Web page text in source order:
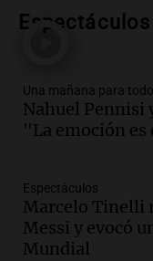
y cinco
Episodios
Audio.
Rosario
Episodios
Audio.Ley
en el
Espectáculos
Una mañana para
Nahuel Pennisi
"La emoción
Espectáculos
Marcelo Tinelli
Messi y evocó
Mundial